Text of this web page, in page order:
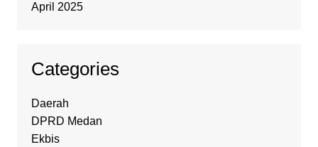
April 2025
Categories
Daerah
DPRD Medan
Ekbis